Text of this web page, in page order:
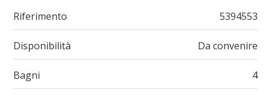
Riferimento 5394553
Disponibilità Da convenire
Bagni 4